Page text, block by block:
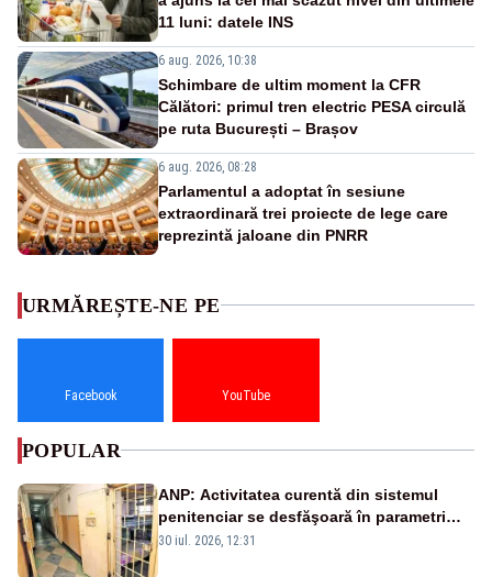
11 luni: datele INS
6 aug. 2026, 10:38
Schimbare de ultim moment la CFR
Călători: primul tren electric PESA circulă
pe ruta București – Brașov
6 aug. 2026, 08:28
Parlamentul a adoptat în sesiune
extraordinară trei proiecte de lege care
reprezintă jaloane din PNRR
URMĂREȘTE-NE PE
Facebook YouTube
POPULAR
ANP: Activitatea curentă din sistemul
penitenciar se desfăşoară în parametri
normali
30 iul. 2026, 12:31